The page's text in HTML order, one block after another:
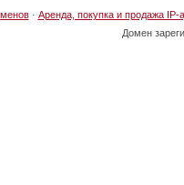
· Аренда, покупка и продажа IP-
Домен